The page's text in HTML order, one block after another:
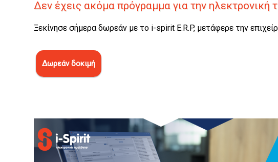
Δεν έχεις ακόμα πρόγραμμα για την ηλεκτρονική
Ξεκίνησε σήμερα δωρεάν με το i-spirit E.R.P, μετάφερε την
Δωρεάν δοκιμή